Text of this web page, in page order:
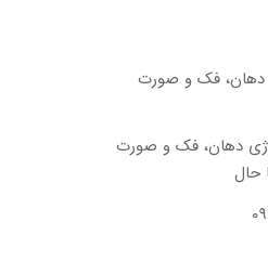
دهان، فک و صورت
دهان، فک و صورت